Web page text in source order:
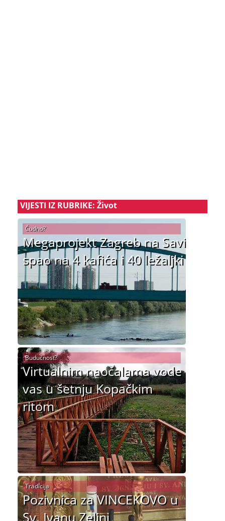
VIJESTI IZ RUBRIKE: Život
Megaprojekt Zagreb na Savi
spao na 4 kafića i 40 ležaljki
Čudno?
Virtualnim naočalama vode
vas u šetnju Kopačkim
ritom
Budućnost?
Pozivnica za VINCEKOVO u
Sv. Ivanu Zelini
Tradicija